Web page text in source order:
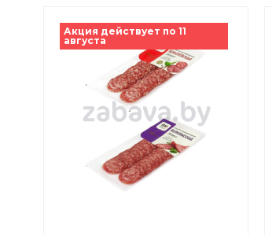
Акция действует по 11
августа